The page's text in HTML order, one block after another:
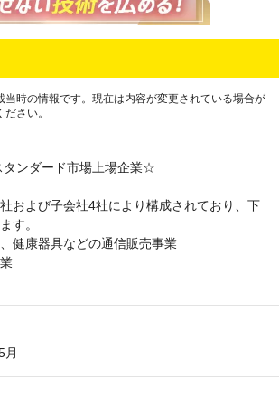
時の情報です。現在は内容が変更されている場合が
さい。
ンダード市場上場企業☆
および子会社4社により構成されており、下
す。
健康器具などの通信販売事業
月